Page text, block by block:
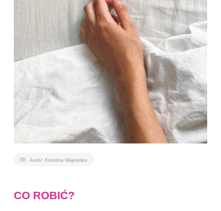
Autor: Karolina Majewska
CO ROBIĆ?